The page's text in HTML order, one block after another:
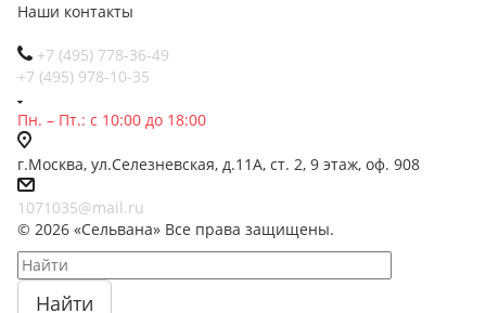
Наши контакты
+7 (495) 778-36-49
+7 (495) 978-10-35
Пн. – Пт.: с 10:00 до 18:00
г.Москва, ул.Селезневская, д.11А, ст. 2, 9 этаж, оф. 908
1071035@mail.ru
© 2026 «Сельвана» Все права защищены.
Найти